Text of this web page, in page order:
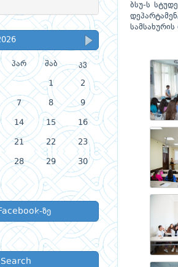
პარ შაბ კვ
1 2
7 8 9
14 15 16
21 22 23
28 29 30
ზე
Search
ბსუ-ს